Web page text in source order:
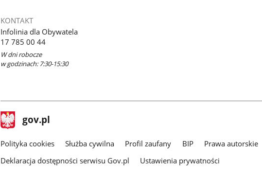
KONTAKT
Infolinia dla Obywatela
17 785 00 44
W dni robocze
w godzinach: 7:30-15:30
stopka
gov.pl Strona
gov.pl
gov.pl
Polityka cookies Służba cywilna Profil zaufany BIP Prawa autorskie
Deklaracja dostępności serwisu Gov.pl
Ustawienia prywatności